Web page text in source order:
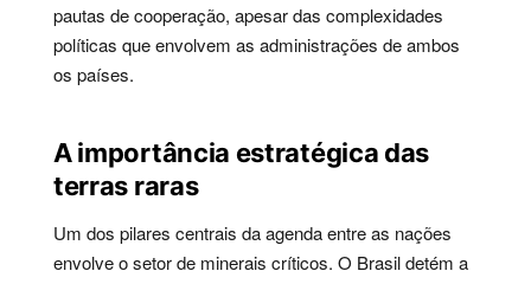
pautas de cooperação, apesar das complexidades
políticas que envolvem as administrações de ambos
os países.
A importância estratégica das
terras raras
Um dos pilares centrais da agenda entre as nações
envolve o setor de minerais críticos. O Brasil detém a